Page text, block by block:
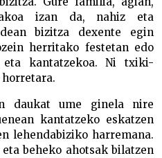
izan da, nahiz eta
bizitza dexente egin
herritako festetan edo
eta kantatzekoa. Ni txiki-
daukat ume ginela nire
kantatzeko eskatzen
lehendabiziko harremana.
beheko ahotsak bilatzen